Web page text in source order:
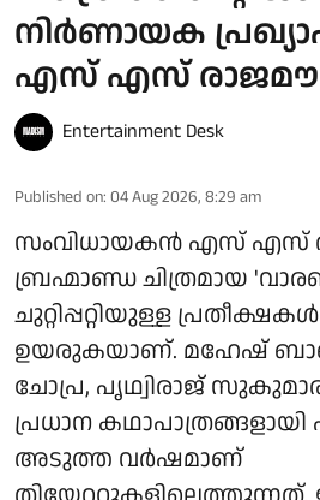
നിർണായക
എസ് എസ്
Entertainment Desk
Published on: 04 Aug 2026, 8:29 am
സംവിധായകൻ എസ് എസ്
ബ്രഹ്മാണ്ഡ ചിത്രമായ
ചുറ്റിപ്പറ്റിയുള്ള പ്രതീക്ഷകൾ
ഉയരുകയാണ്. മഹേഷ്
ചോപ്ര, പൃഥ്വിരാജ്
പ്രധാന
അടുത്ത വർഷമാണ്